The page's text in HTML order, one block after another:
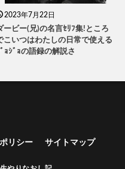
2023年7月22日
ービー(兄)の名言ｾﾘﾌ集!ところ
こいつはわたしの日常で使える
ｮｼﾞｮの語録の解説さ
リシー サイトマップ